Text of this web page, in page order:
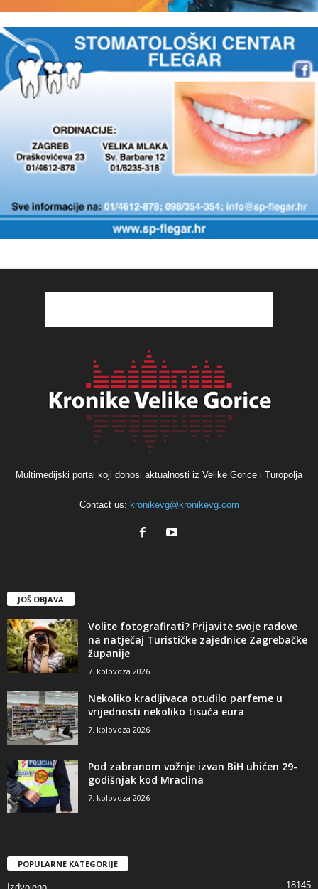
Multimedijski portal koji donosi aktualnosti iz Velike Gorice i Turopolja
Contact us: kronikevg@kronikevg.com
JOŠ OBJAVA
Volite fotografirati? Prijavite svoje radove
na natječaj Turističke zajednice Zagrebačke
županije
7. kolovoza 2026
Nekoliko kradljivaca otuđilo parfeme u
vrijednosti nekoliko tisuća eura
7. kolovoza 2026
Pod zabranom vožnje izvan BiH uhićen 29-
godišnjak kod Mraclina
7. kolovoza 2026
POPULARNE KATEGORIJE
18145